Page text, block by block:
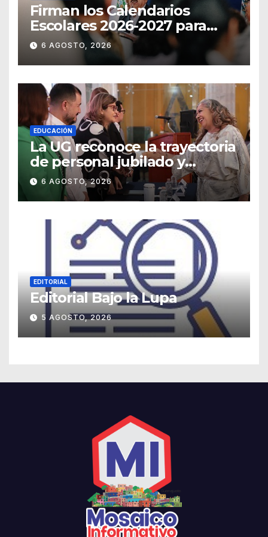
Firman los Calendarios
Escolares 2026-2027 para
Guanajuato
6 AGOSTO, 2026
EDUCACIÓN
La UG reconoce la trayectoria
de personal jubilado y
agradece su legado
6 AGOSTO, 2026
EDITORIAL
Editorial Bajo la Lupa
5 AGOSTO, 2026